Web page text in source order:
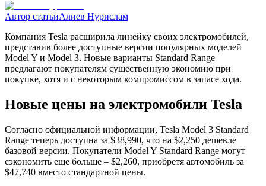
Автор статьиАлиев Нурислам
Компания Tesla расширила линейку своих электромобилей,
представив более доступные версии популярных моделей
Model Y и Model 3. Новые варианты Standard Range
предлагают покупателям существенную экономию при
покупке, хотя и с некоторым компромиссом в запасе хода.
Новые цены на электромобили Tesla
Согласно официальной информации, Tesla Model 3 Standard
Range теперь доступна за $38,990, что на $2,250 дешевле
базовой версии. Покупатели Model Y Standard Range могут
сэкономить еще больше – $2,260, приобретя автомобиль за
$47,740 вместо стандартной цены.